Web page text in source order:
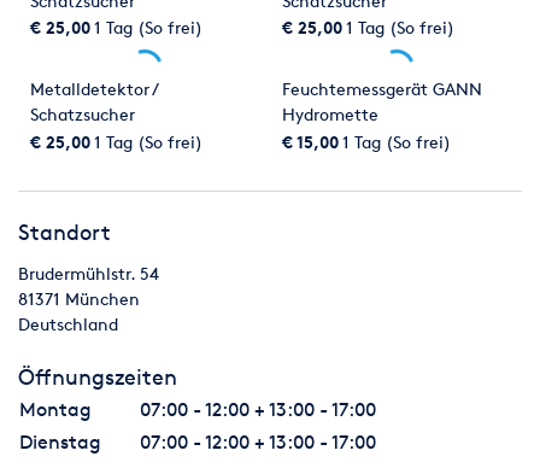
€ 25,001 Tag (So frei)
€ 25,001 Tag (So frei)
Metalldetektor /
Schatzsucher
€ 25,001 Tag (So frei)
Feuchtemessgerät GANN
Hydromette
€ 15,001 Tag (So frei)
Standort
Brudermühlstr. 54
81371 München
Deutschland
Öffnungszeiten
Montag
07:00 - 12:00 + 13:00 - 17:00
Dienstag
07:00 - 12:00 + 13:00 - 17:00